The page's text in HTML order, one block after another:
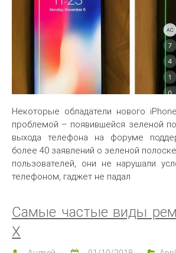
Некоторые обладатели нового
проблемой – появившейся зеленой
выхода телефона на форуме
более 40 заявлений о зеленой
пользователей, они не нарушали
телефоном, гаджет не падал
Самые частые виды
X